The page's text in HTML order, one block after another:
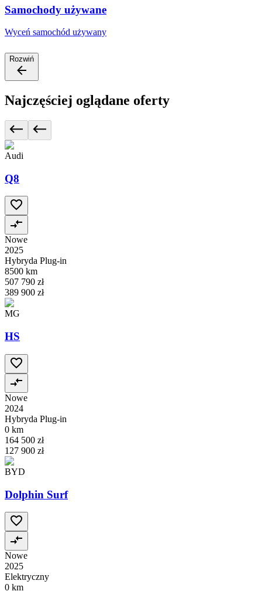
Samochody używane
Wyceń samochód używany
Rozwiń
Najczęściej oglądane oferty
Audi
Q8
Nowe
2025
Hybryda Plug-in
8500 km
507 790 zł
389 900 zł
MG
HS
Nowe
2024
Hybryda Plug-in
0 km
164 500 zł
127 900 zł
BYD
Dolphin Surf
Nowe
2025
Elektryczny
0 km